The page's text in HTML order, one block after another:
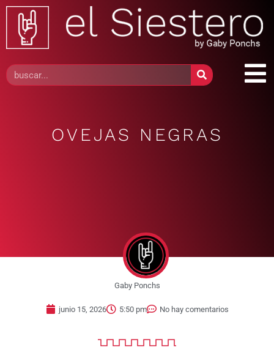
OVEJAS NEGRAS
Gaby Ponchs
junio 15, 2026 5:50 pm No hay comentarios